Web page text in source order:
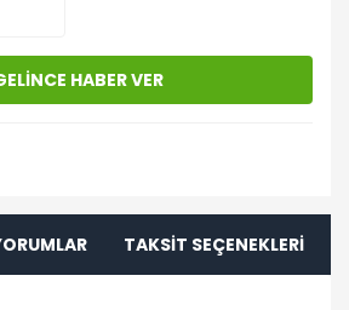
HABER VER
TAKSİT SEÇENEKLERİ